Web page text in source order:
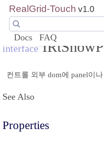
RealGrid-Touch v1.0
Docs
FAQ
interface
컨트롤 외부 dom에 panel이
See Also
Properties